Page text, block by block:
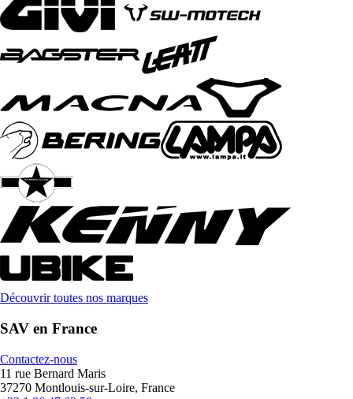
Découvrir toutes nos marques
SAV en France
Contactez-nous
11 rue Bernard Maris
37270 Montlouis-sur-Loire, France